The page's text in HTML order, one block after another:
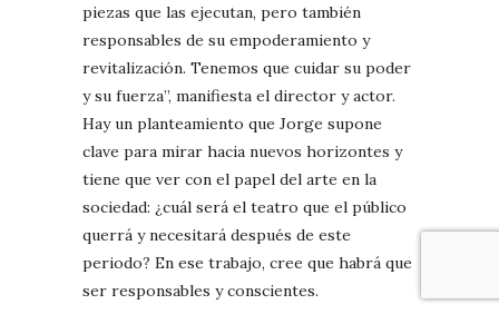
piezas que las ejecutan, pero también
responsables de su empoderamiento y
revitalización. Tenemos que cuidar su poder
y su fuerza”, manifiesta el director y actor.
Hay un planteamiento que Jorge supone
clave para mirar hacia nuevos horizontes y
tiene que ver con el papel del arte en la
sociedad: ¿cuál será el teatro que el público
querrá y necesitará después de este
periodo? En ese trabajo, cree que habrá que
ser responsables y conscientes.